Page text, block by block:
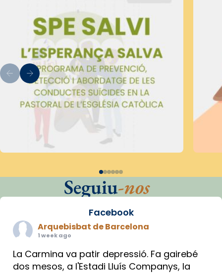
Seguiu-nos
Facebook
Arquebisbat de Barcelona
1 week ago
La Carmina va patir depressió. Fa gairebé
dos mesos, a l'Estadi Lluís Companys, la